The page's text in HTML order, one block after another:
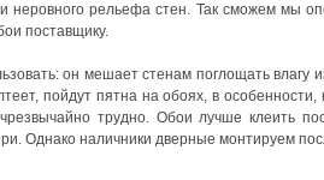
неровного рельефа стен. Так сможем мы
поставщику.
он мешает стенам поглощать влагу
пойдут пятна на обоях, в особенности,
трудно. Обои лучше клеить
Однако наличники дверные монтируем